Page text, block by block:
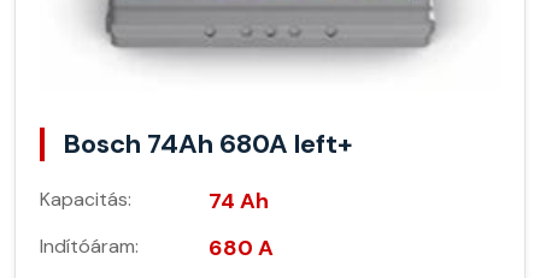
Bosch 74Ah 680A left+
Kapacitás: 74 Ah
Indítóáram: 680 A